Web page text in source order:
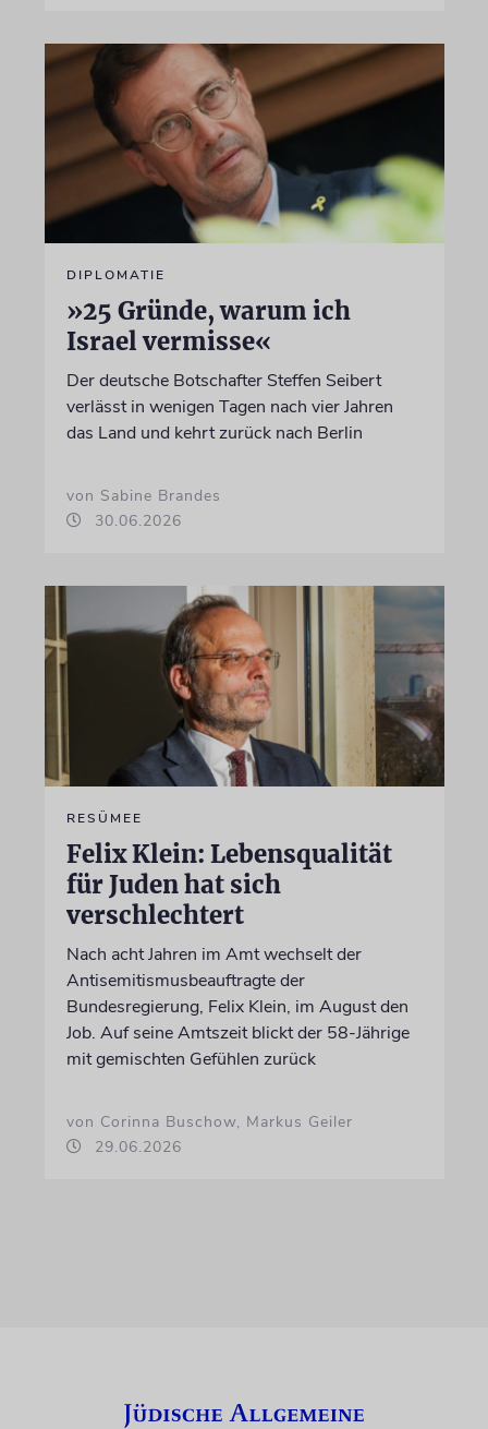
DIPLOMATIE
»25 Gründe, warum ich
Israel vermisse«
Der deutsche Botschafter Steffen Seibert
verlässt in wenigen Tagen nach vier Jahren
das Land und kehrt zurück nach Berlin
von Sabine Brandes
30.06.2026
RESÜMEE
Felix Klein: Lebensqualität
für Juden hat sich
verschlechtert
Nach acht Jahren im Amt wechselt der
Antisemitismusbeauftragte der
Bundesregierung, Felix Klein, im August den
Job. Auf seine Amtszeit blickt der 58-Jährige
mit gemischten Gefühlen zurück
von Corinna Buschow, Markus Geiler
29.06.2026